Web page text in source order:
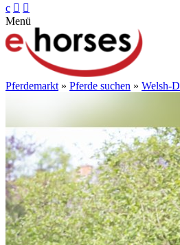
c  
Menü
Pferdemarkt » Pferde suchen » Welsh-D